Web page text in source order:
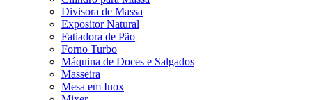
Divisora de Massa
Expositor Natural
Fatiadora de Pão
Forno Turbo
Máquina de Doces e Salgados
Masseira
Mesa em Inox